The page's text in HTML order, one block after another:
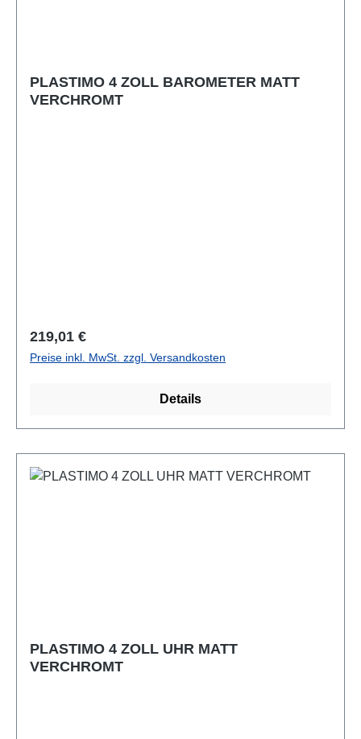
PLASTIMO 4 ZOLL BAROMETER MATT
VERCHROMT
Regulärer Preis:
219,01 €
Preise inkl. MwSt. zzgl. Versandkosten
Details
PLASTIMO 4 ZOLL UHR MATT
VERCHROMT